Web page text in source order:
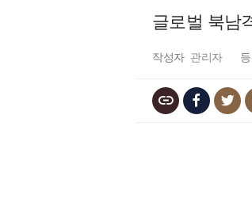
글로벌 북
작성자 관리자